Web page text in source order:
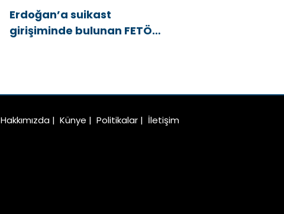
Erdoğan’a suikast
girişiminde bulunan FETÖ
Hakkımızda | Künye | Politikalar | İletişim